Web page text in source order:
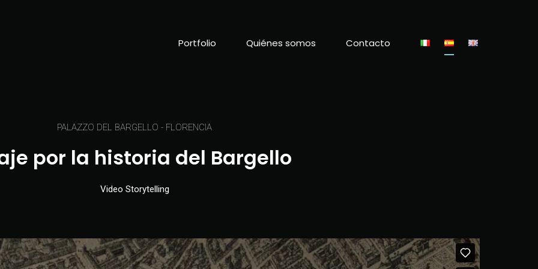
Portfolio Quiénes somos Contacto
PALAZZO DEL BARGELLO - FLORENCIA
por la historia del Bargello
Video Storytelling